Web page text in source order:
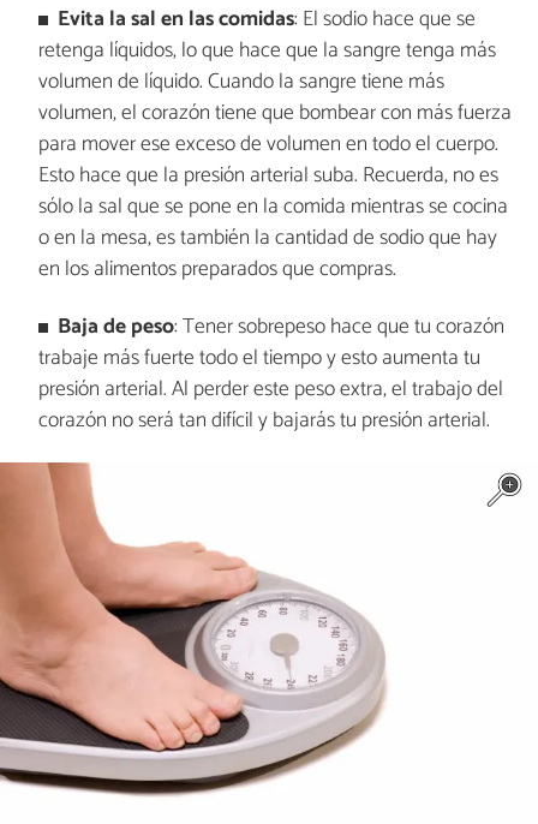
Evita la sal en las comidas: El sodio hace que se
retenga líquidos, lo que hace que la sangre tenga más
volumen de líquido. Cuando la sangre tiene más
volumen, el corazón tiene que bombear con más fuerza
para mover ese exceso de volumen en todo el cuerpo.
Esto hace que la presión arterial suba. Recuerda, no es
sólo la sal que se pone en la comida mientras se cocina
o en la mesa, es también la cantidad de sodio que hay
en los alimentos preparados que compras.
Baja de peso: Tener sobrepeso hace que tu corazón
trabaje más fuerte todo el tiempo y esto aumenta tu
presión arterial. Al perder este peso extra, el trabajo del
corazón no será tan difícil y bajarás tu presión arterial.